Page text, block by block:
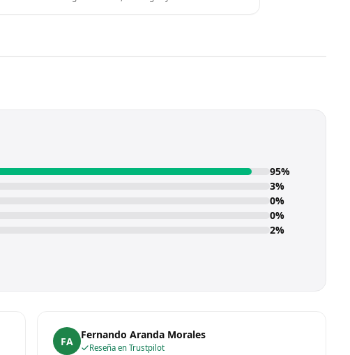
95%
3%
0%
0%
2%
FA Fernando Aranda Morales
Reseña en Trustpilot